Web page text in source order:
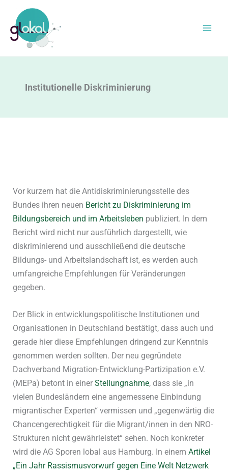
Inhalt
springen
Institutionelle Diskriminierung
Vor kurzem hat die Antidiskriminierungsstelle des
Bundes ihren neuen Bericht zu Diskriminierung im
Bildungsbereich und im Arbeitsleben publiziert. In dem
Bericht wird nicht nur ausführlich dargestellt, wie
diskriminierend und ausschließend die deutsche
Bildungs- und Arbeitslandschaft ist, es werden auch
umfangreiche Empfehlungen für Veränderungen
gegeben.
Der Blick in entwicklungspolitische Institutionen und
Organisationen in Deutschland bestätigt, dass auch und
gerade hier diese Empfehlungen dringend zur Kenntnis
genommen werden sollten. Der neu gegründete
Dachverband Migration-Entwicklung-Partizipation e.V.
(MEPa) betont in einerStellungnahme, dass sie „in
vielen Bundesländern eine angemessene Einbindung
migrantischer Experten“ vermissen und „gegenwärtig die
Chancengerechtigkeit für die Migrant/innen in den NRO-
Strukturen nicht gewährleistet“ sehen. Noch konkreter
wird die AG Sporen lobal aus Hamburg. In einemArtikel
„Ein Jahr Rassismusvorwurf gegen Eine Welt Netzwerk